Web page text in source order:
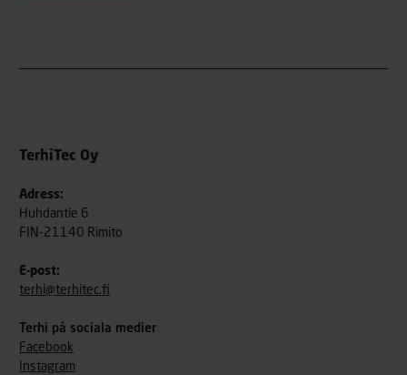
TerhiTec Oy
Adress:
Huhdantie 6
FIN-21140 Rimito
E-post:
terhi@terhitec.fi
Terhi på sociala medier
Facebook
Instagram